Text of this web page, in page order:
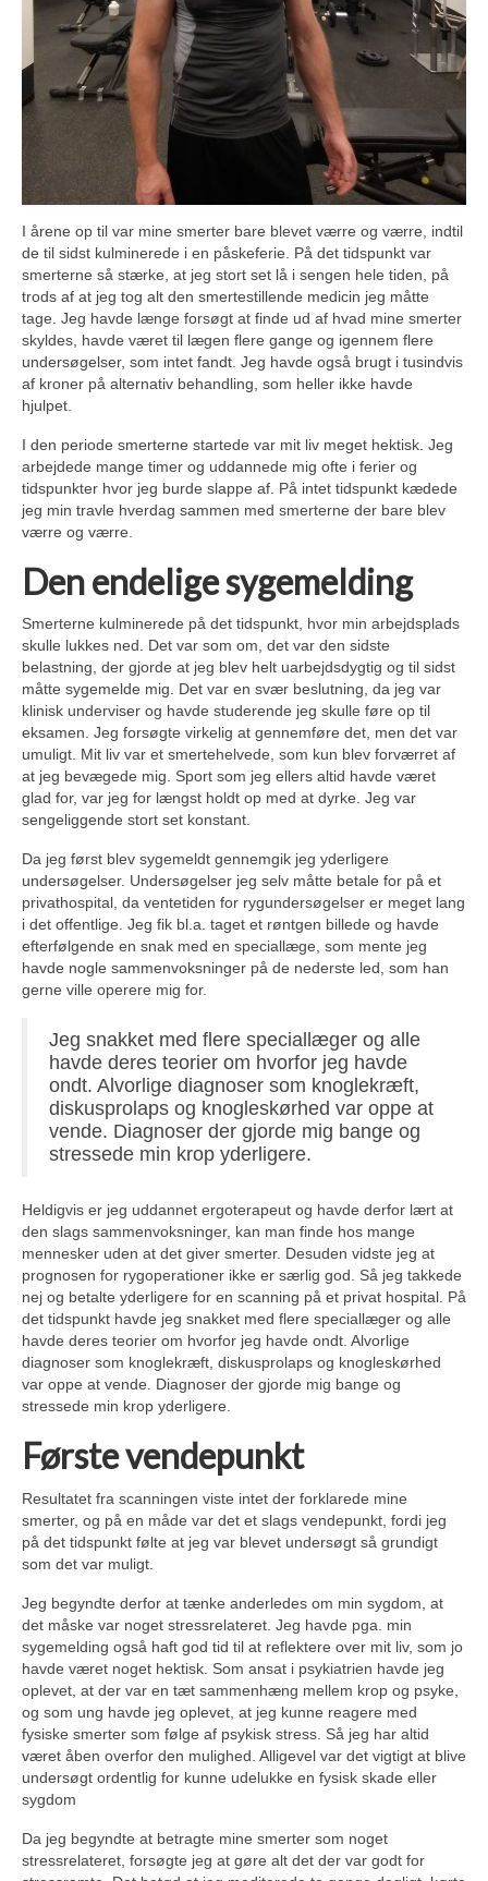
I årene op til var mine smerter bare blevet værre og værre, indtil
de til sidst kulminerede i en påskeferie. På det tidspunkt var
smerterne så stærke, at jeg stort set lå i sengen hele tiden, på
trods af at jeg tog alt den smertestillende medicin jeg måtte
tage. Jeg havde længe forsøgt at finde ud af hvad mine smerter
skyldes, havde været til lægen flere gange og igennem flere
undersøgelser, som intet fandt. Jeg havde også brugt i tusindvis
af kroner på alternativ behandling, som heller ikke havde
hjulpet.
I den periode smerterne startede var mit liv meget hektisk. Jeg
arbejdede mange timer og uddannede mig ofte i ferier og
tidspunkter hvor jeg burde slappe af. På intet tidspunkt kædede
jeg min travle hverdag sammen med smerterne der bare blev
værre og værre.
Den endelige sygemelding
Smerterne kulminerede på det tidspunkt, hvor min arbejdsplads
skulle lukkes ned. Det var som om, det var den sidste
belastning, der gjorde at jeg blev helt uarbejdsdygtig og til sidst
måtte sygemelde mig. Det var en svær beslutning, da jeg var
klinisk underviser og havde studerende jeg skulle føre op til
eksamen. Jeg forsøgte virkelig at gennemføre det, men det var
umuligt. Mit liv var et smertehelvede, som kun blev forværret af
at jeg bevægede mig. Sport som jeg ellers altid havde været
glad for, var jeg for længst holdt op med at dyrke. Jeg var
sengeliggende stort set konstant.
Da jeg først blev sygemeldt gennemgik jeg yderligere
undersøgelser. Undersøgelser jeg selv måtte betale for på et
privathospital, da ventetiden for rygundersøgelser er meget lang
i det offentlige. Jeg fik bl.a. taget et røntgen billede og havde
efterfølgende en snak med en speciallæge, som mente jeg
havde nogle sammenvoksninger på de nederste led, som han
gerne ville operere mig for.
Jeg snakket med flere speciallæger og alle
havde deres teorier om hvorfor jeg havde
ondt. Alvorlige diagnoser som knoglekræft,
diskusprolaps og knogleskørhed var oppe at
vende. Diagnoser der gjorde mig bange og
stressede min krop yderligere.
Heldigvis er jeg uddannet ergoterapeut og havde derfor lært at
den slags sammenvoksninger, kan man finde hos mange
mennesker uden at det giver smerter. Desuden vidste jeg at
prognosen for rygoperationer ikke er særlig god. Så jeg takkede
nej og betalte yderligere for en scanning på et privat hospital. På
det tidspunkt havde jeg snakket med flere speciallæger og alle
havde deres teorier om hvorfor jeg havde ondt. Alvorlige
diagnoser som knoglekræft, diskusprolaps og knogleskørhed
var oppe at vende. Diagnoser der gjorde mig bange og
stressede min krop yderligere.
Første vendepunkt
Resultatet fra scanningen viste intet der forklarede mine
smerter, og på en måde var det et slags vendepunkt, fordi jeg
på det tidspunkt følte at jeg var blevet undersøgt så grundigt
som det var muligt.
Jeg begyndte derfor at tænke anderledes om min sygdom, at
det måske var noget stressrelateret. Jeg havde pga. min
sygemelding også haft god tid til at reflektere over mit liv, som jo
havde været noget hektisk. Som ansat i psykiatrien havde jeg
oplevet, at der var en tæt sammenhæng mellem krop og psyke,
og som ung havde jeg oplevet, at jeg kunne reagere med
fysiske smerter som følge af psykisk stress. Så jeg har altid
været åben overfor den mulighed. Alligevel var det vigtigt at blive
undersøgt ordentlig for kunne udelukke en fysisk skade eller
sygdom
Da jeg begyndte at betragte mine smerter som noget
stressrelateret, forsøgte jeg at gøre alt det der var godt for